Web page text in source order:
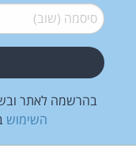
סיסמה (שוב)*
בהרשמה לאתר
השימוש